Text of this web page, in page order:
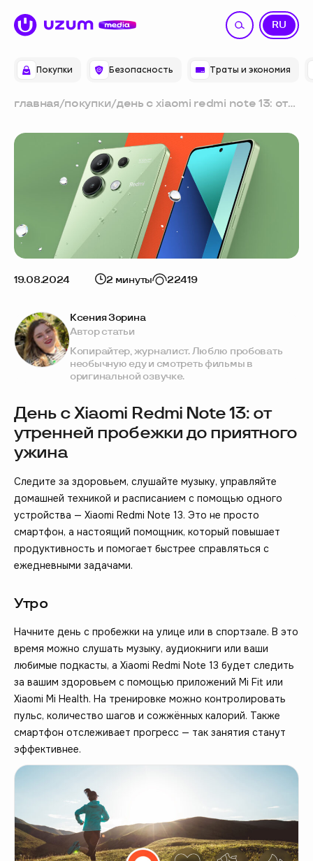
Покупки Безопасность Траты и экономия
RU
UZ
главная/покупки/день с xiaomi redmi note 13: от
приятного ужина
19.08.2024 2 минуты 22419
День с Xiaomi Redmi Note 13: от
утренней пробежки до приятного
ужина
Следите за здоровьем, слушайте музыку, управляйте
домашней техникой и расписанием с помощью одного
устройства — Xiaomi Redmi Note 13. Это не просто
смартфон, а настоящий помощник, который повышает
продуктивность и помогает быстрее справляться с
ежедневными задачами.
Утро
Начните день с пробежки на улице или в спортзале. В это
время можно слушать музыку, аудиокниги или ваши
любимые подкасты, а Xiaomi Redmi Note 13 будет следить
за вашим здоровьем с помощью приложений Mi Fit или
Xiaomi Mi Health. На тренировке можно контролировать
пульс, количество шагов и сожжённых калорий. Также
смартфон отслеживает прогресс — так занятия станут
эффективнее.
Ксения Зорина
Автор статьи
Копирайтер, журналист. Люблю пробовать
необычную еду и смотреть фильмы в
оригинальной озвучке.